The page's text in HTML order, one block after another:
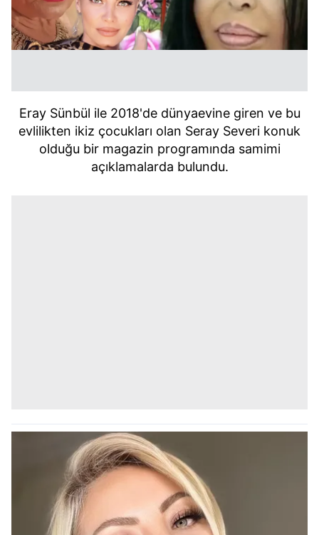
Eray Sünbül ile 2018'de dünyaevine giren ve bu
evlilikten ikiz çocukları olan Seray Severi konuk
olduğu bir magazin programında samimi
açıklamalarda bulundu.